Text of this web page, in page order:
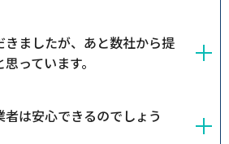
きましたが、あと数社から提
っています。
は安心できるのでしょう